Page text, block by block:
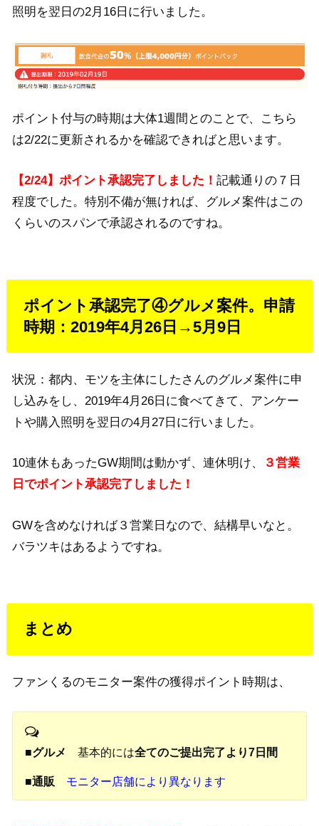
照明を翌日の2月16日に行いました。
ポイント付与の時期は大体1週間とのことで、こちら
は2/22に更新されるかを確認できればと思います。
【2/24】ポイント承認完了しました！記載通りの７日
程度でした。特別不備が無ければ、グルメ案件はこの
くらいのスパンで承認されるのですね。
ポイント承認完了④グルメ案件。申請
時期：2019年4月26日→5月9日
状況：都内、モツを主体にしたさんのグルメ案件に申
し込みをし、2019年4月26日に食べてきて、アンケー
トや購入照明を翌日の4月27日に行いました。
10連休もあったGW期間は動かず、連休明け、
３営業
日でポイント承認完了しました！
GWを含めなければ３営業日なので、結構早いなと。
バラツキはあるようですね。
まとめ
ファンくるのモニター案件の獲得ポイント時期は、
■グルメ 基本的には全てのご提出完了より7日間
■通販 モニター店舗により異なります